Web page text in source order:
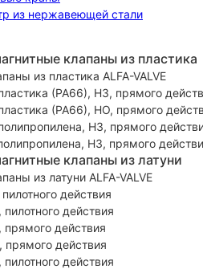
из нержавеющей стали
клапаны из пластика
из пластика ALFA-VALVE
(PA66), НЗ, прямого
(PA66), НО, прямого
НЗ, прямого
НЗ, прямого
клапаны из латуни
из латуни ALFA-VALVE
действия
действия
прямого действия
прямого действия
действия